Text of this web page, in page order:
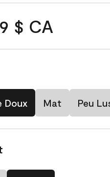
$ CA
Doux Mat Peu